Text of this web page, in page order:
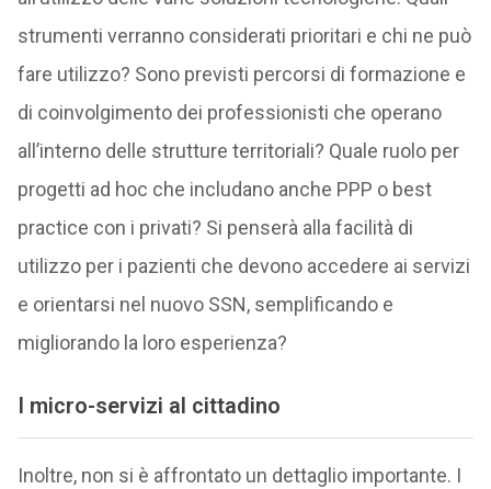
strumenti verranno considerati prioritari e chi ne può
fare utilizzo? Sono previsti percorsi di formazione e
di coinvolgimento dei professionisti che operano
all’interno delle strutture territoriali? Quale ruolo per
progetti ad hoc che includano anche PPP o best
practice con i privati? Si penserà alla facilità di
utilizzo per i pazienti che devono accedere ai servizi
e orientarsi nel nuovo SSN, semplificando e
migliorando la loro esperienza?
I micro-servizi al cittadino
Inoltre, non si è affrontato un dettaglio importante. I